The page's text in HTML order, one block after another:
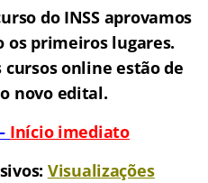
do INSS aprovamos
os primeiros lugares.
cursos online estão de
novo edital.
Início imediato
Visualizações